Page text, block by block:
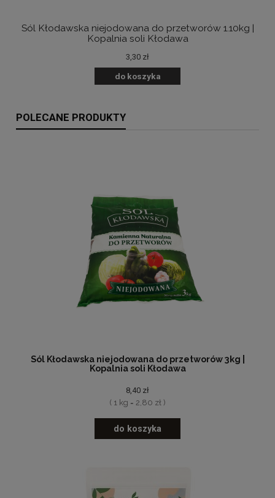
Sól Kłodawska niejodowana do przetworów 1.10kg |
Kopalnia soli Kłodawa
3,30 zł
do koszyka
POLECANE PRODUKTY
Sól Kłodawska niejodowana do przetworów 3kg |
Kopalnia soli Kłodawa
8,40 zł
( 1 kg = 2,80 zł )
do koszyka